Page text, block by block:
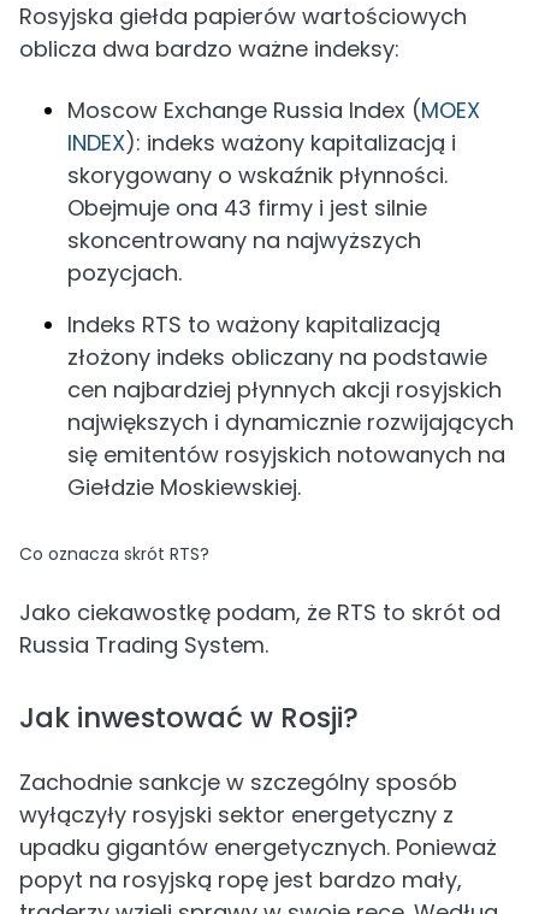
Rosyjska giełda papierów wartościowych
oblicza dwa bardzo ważne indeksy:
Moscow Exchange Russia Index (MOEX
INDEX): indeks ważony kapitalizacją i
skorygowany o wskaźnik płynności.
Obejmuje ona 43 firmy i jest silnie
skoncentrowany na najwyższych
pozycjach.
Indeks RTS to ważony kapitalizacją
złożony indeks obliczany na podstawie
cen najbardziej płynnych akcji rosyjskich
największych i dynamicznie rozwijających
się emitentów rosyjskich notowanych na
Giełdzie Moskiewskiej.
Co oznacza skrót RTS?
Jako ciekawostkę podam, że RTS to skrót od
Russia Trading System.
Jak inwestować w Rosji?
Zachodnie sankcje w szczególny sposób
wyłączyły rosyjski sektor energetyczny z
upadku gigantów energetycznych. Ponieważ
popyt na rosyjską ropę jest bardzo mały,